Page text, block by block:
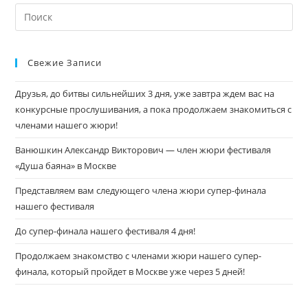
Свежие Записи
Друзья, до битвы сильнейших 3 дня, уже завтра ждем вас на
конкурсные прослушивания, а пока продолжаем знакомиться с
членами нашего жюри!
Ванюшкин Александр Викторович — член жюри фестиваля
«Душа баяна» в Москве
Представляем вам следующего члена жюри супер-финала
нашего фестиваля
До супер-финала нашего фестиваля 4 дня!
Продолжаем знакомство с членами жюри нашего супер-
финала, который пройдет в Москве уже через 5 дней!